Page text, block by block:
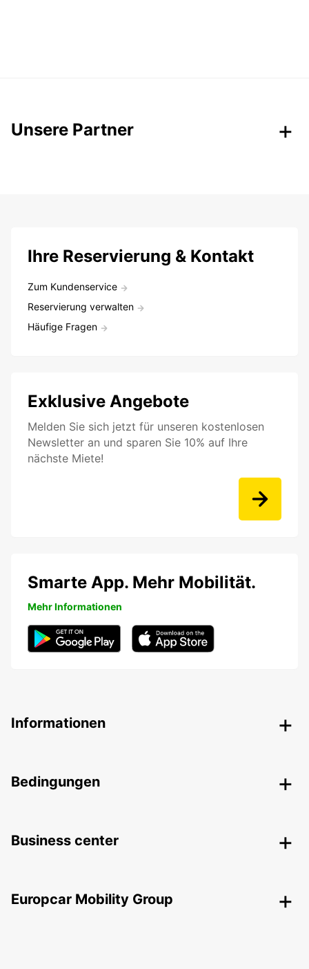
Unsere Partner
Ihre Reservierung & Kontakt
Zum Kundenservice
Reservierung verwalten
Häufige Fragen
Exklusive Angebote
Melden Sie sich jetzt für unseren kostenlosen
Newsletter an und sparen Sie 10% auf Ihre
nächste Miete!
Smarte App. Mehr Mobilität.
Mehr Informationen
Informationen
Bedingungen
Business center
Europcar Mobility Group